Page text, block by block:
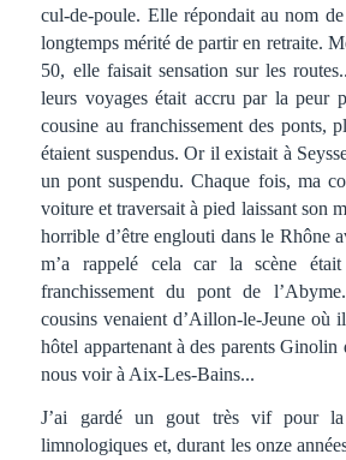
cul-de-poule. Elle répondait au nom
longtemps mérité de partir en retraite.
50, elle faisait sensation sur les
leurs voyages était accru par la peur
cousine au franchissement des ponts,
étaient suspendus. Or il existait à
un pont suspendu. Chaque fois, ma
voiture et traversait à pied laissant son
horrible d’être englouti dans le Rhône
m’a rappelé cela car la scène
franchissement du pont de
cousins venaient d’Aillon-le-Jeune où
hôtel appartenant à des parents Ginolin
nous voir à Aix-Les-Bains...
J’ai gardé un gout très vif pour
limnologiques et, durant les onze